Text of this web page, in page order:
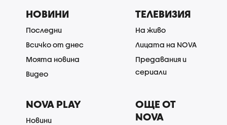
НОВИНИ
Последни
Всичко от днес
Моята новина
Видео
ТЕЛЕВИЗИЯ
На живо
Лицата на NOVA
Предавания и
сериали
NOVA PLAY
Новини
ОЩЕ ОТ
NOVA